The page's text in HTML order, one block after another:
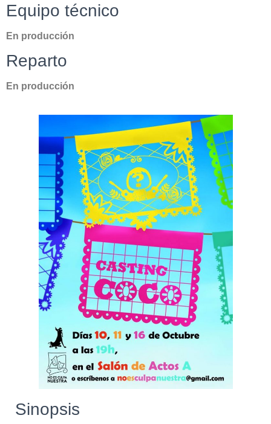
Equipo técnico
En producción
Reparto
En producción
Sinopsis